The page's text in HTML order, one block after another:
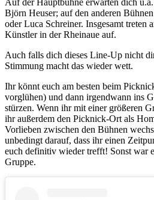
Auf der Hauptbühne erwarten dich
Björn Heuser; auf den anderen
oder Luca Schreiner. Insgesamt treten
Künstler in der Rheinaue auf.
Auch falls dich dieses Line-Up nicht
Stimmung macht das wieder wett.
Ihr könnt euch am besten beim
vorglühen) und dann irgendwann ins
stürzen. Wenn ihr mit einer größeren
ihr außerdem den Picknick-Ort als
Vorlieben zwischen den Bühnen
unbedingt darauf, dass ihr einen
euch definitiv wieder trefft! Sonst war
Gruppe.